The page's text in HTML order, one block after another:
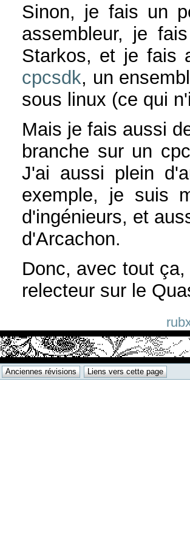
Sinon, je fais un
assembleur, je
Starkos, et je fais
cpcsdk, un
sous linux (ce qui
Mais je fais aussi
branche sur un
J'ai aussi plein
exemple, je suis
d'ingénieurs, et
d'Arcachon.
Donc, avec tout
relecteur sur le